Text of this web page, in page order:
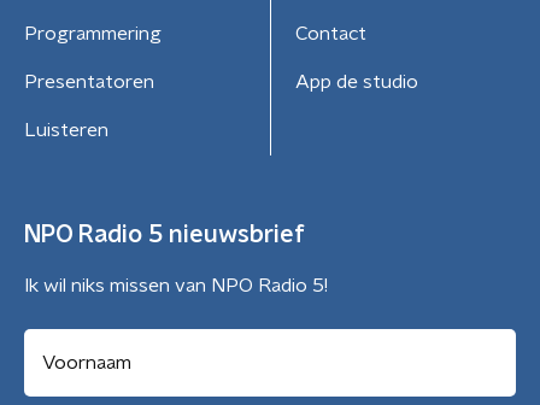
Programmering
Presentatoren
Luisteren
Contact
App de studio
NPO Radio 5 nieuwsbrief
Ik wil niks missen van NPO Radio 5!